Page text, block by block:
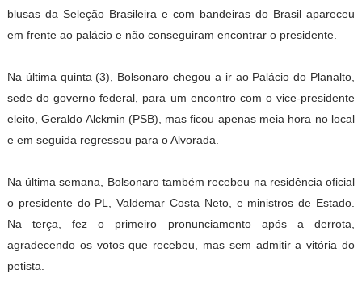
blusas da Seleção Brasileira e com bandeiras do Brasil apareceu
em frente ao palácio e não conseguiram encontrar o presidente.
Na última quinta (3), Bolsonaro chegou a ir ao Palácio do Planalto,
sede do governo federal, para um encontro com o vice-presidente
eleito, Geraldo Alckmin (PSB), mas ficou apenas meia hora no local
e em seguida regressou para o Alvorada.
Na última semana, Bolsonaro também recebeu na residência oficial
o presidente do PL, Valdemar Costa Neto, e ministros de Estado.
Na terça, fez o primeiro pronunciamento após a derrota,
agradecendo os votos que recebeu, mas sem admitir a vitória do
petista.